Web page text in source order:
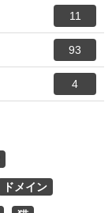
11
93
4
ドメイン